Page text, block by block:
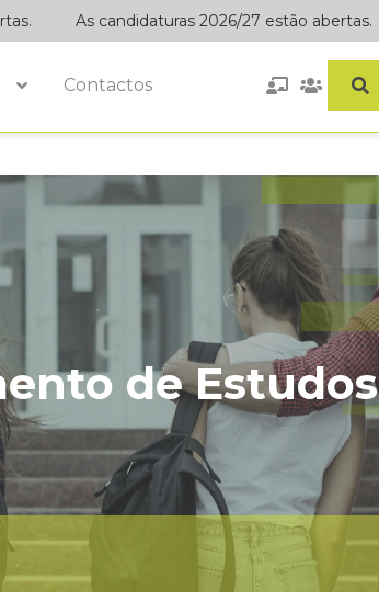
As candidaturas 2026/27 estão abertas.
Contactos
de Estudos